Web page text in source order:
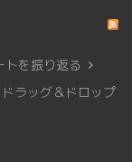
を振り返る
ラッグ＆ドロップ